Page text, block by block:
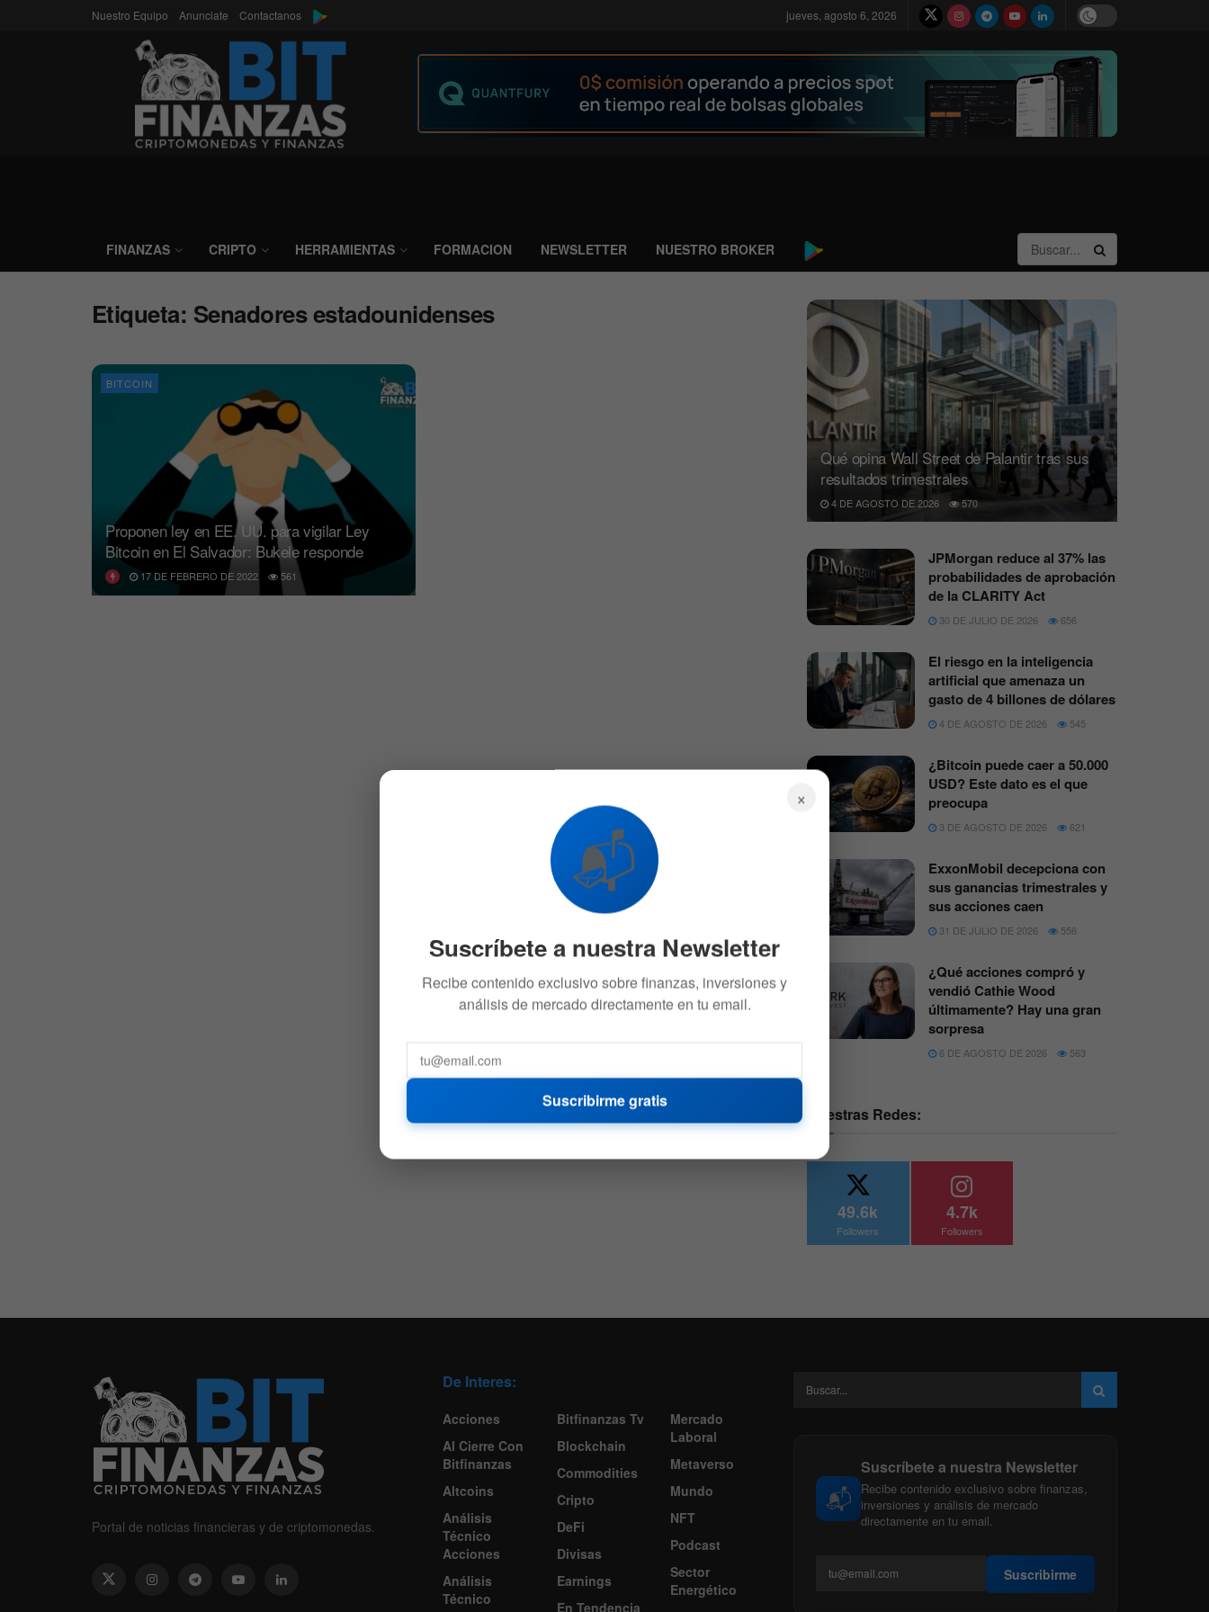
Nuestro Equipo Anunciate Contactanos jueves, agosto 6, 2026
FINANZAS CRIPTO HERRAMIENTAS FORMACION NEWSLETTER NUESTRO BROKER
Etiqueta: Senadores estadounidenses
BITCOIN
Proponen ley en EE. UU. para vigilar Ley
Bitcoin en El Salvador: Bukele responde
17 DE FEBRERO DE 2022 561
Qué opina Wall Street de Palantir tras sus
resultados trimestrales
4 DE AGOSTO DE 2026 570
JPMorgan reduce al 37% las
probabilidades de aprobación
de la CLARITY Act
30 DE JULIO DE 2026 656
El riesgo en la inteligencia
artificial que amenaza un
gasto de 4 billones de dólares
4 DE AGOSTO DE 2026 545
¿Bitcoin puede caer a 50.000
USD? Este dato es el que
preocupa
3 DE AGOSTO DE 2026 621
ExxonMobil decepciona con
sus ganancias trimestrales y
sus acciones caen
31 DE JULIO DE 2026 556
¿Qué acciones compró y
vendió Cathie Wood
últimamente? Hay una gran
sorpresa
6 DE AGOSTO DE 2026 563
Nuestras Redes:
49.6k
Followers
4.7k
Followers
Portal de noticias financieras y de criptomonedas.
De Interes:
Acciones
Al Cierre Con
Bitfinanzas
Altcoins
Análisis
Técnico
Acciones
Análisis
Técnico
Bitfinanzas Tv
Blockchain
Commodities
Cripto
DeFi
Divisas
Earnings
En Tendencia
Mercado
Laboral
Metaverso
Mundo
NFT
Podcast
Sector
Energético
📬
Suscríbete a nuestra Newsletter
Recibe contenido exclusivo sobre finanzas,
inversiones y análisis de mercado
directamente en tu email.
Suscribirme
×
📬
Suscríbete a nuestra Newsletter
Recibe contenido exclusivo sobre finanzas, inversiones y
análisis de mercado directamente en tu email.
Suscribirme gratis